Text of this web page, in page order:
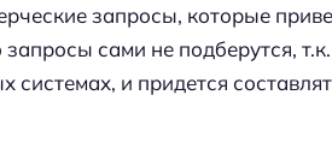
запросы, которые
запросы сами не подберутся,
системах, и придется